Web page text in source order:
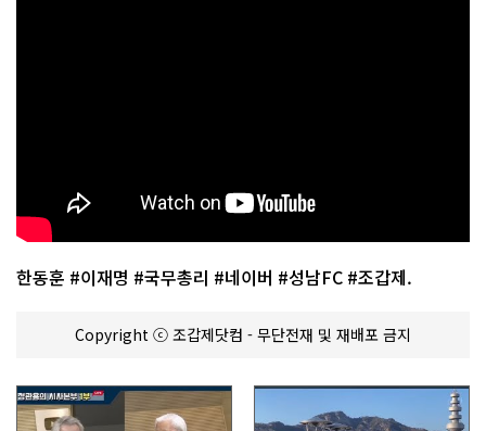
한동훈 #이재명 #국무총리 #네이버 #성남FC #조갑제.
Copyright ⓒ 조갑제닷컴 - 무단전재 및 재배포 금지